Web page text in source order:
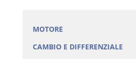
MOTORE
CAMBIO E DIFFERENZIALE